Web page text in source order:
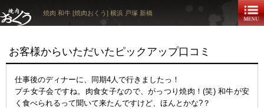
焼肉 和牛 [焼肉おくう] 横浜 戸塚 新橋
お客様からいただいたピックアップ口コミ
仕事後のディナーに、同期4人で行きましたっ！
プチ女子会ですね。肉食女子なので、がっつり焼肉！(笑) 和牛が安
く食べられるって聞いて来たんですけど、ほんとかな?？